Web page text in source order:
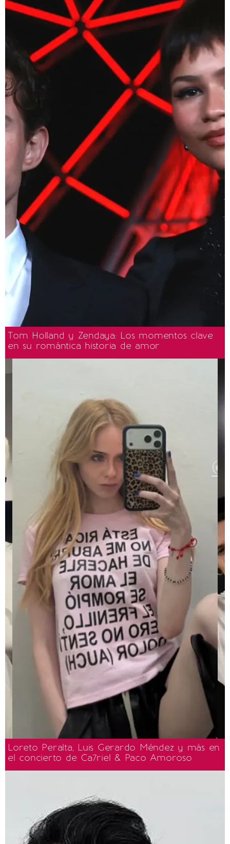
Tom Holland y Zendaya: Los momentos clave
en su romántica historia de amor
Loreto Peralta, Luis Gerardo Méndez y más en
el concierto de Ca7riel & Paco Amoroso